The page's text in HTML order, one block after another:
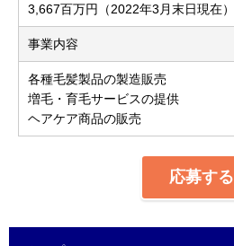
3,667百万円（2022年3月末日現在）
事業内容
各種毛髪製品の製造販売
増毛・育毛サービスの提供
ヘアケア商品の販売
応募する